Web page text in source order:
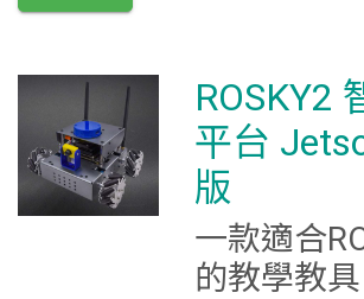
ROSKY2
平台
版
一款適合
的教學教具